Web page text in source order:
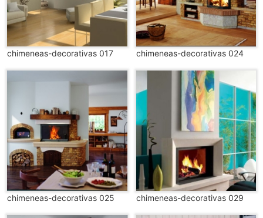
chimeneas-decorativas 017 chimeneas-decorativas 024
chimeneas-decorativas 025 chimeneas-decorativas 029